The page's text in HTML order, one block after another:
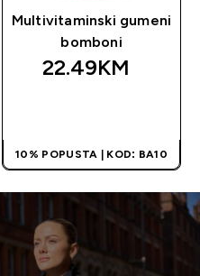
Multivitaminski gumeni
bomboni
22.49KM‎
10% POPUSTA | KOD: BA10